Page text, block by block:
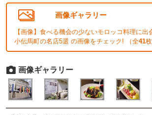
画像ギャラリー
【画像】食べる機会の少ないモロッコ料理に
小伝馬町の名店5選 の画像をチェック! （全41枚
画像ギャラリー